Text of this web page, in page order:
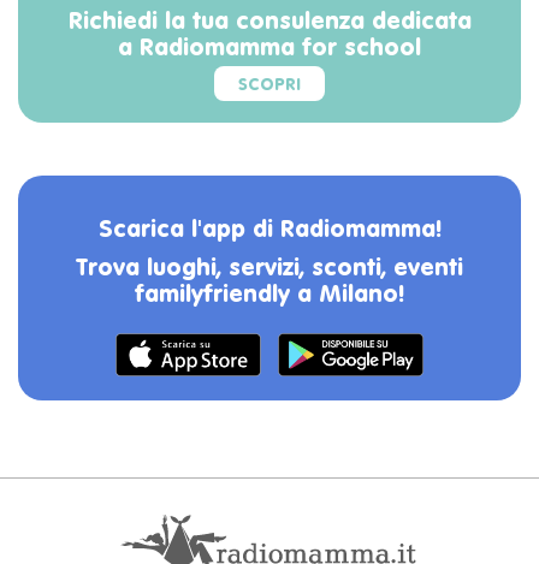
Richiedi la tua consulenza dedicata
a Radiomamma for school
SCOPRI
Scarica l'app di Radiomamma!
Trova luoghi, servizi, sconti, eventi
familyfriendly a Milano!